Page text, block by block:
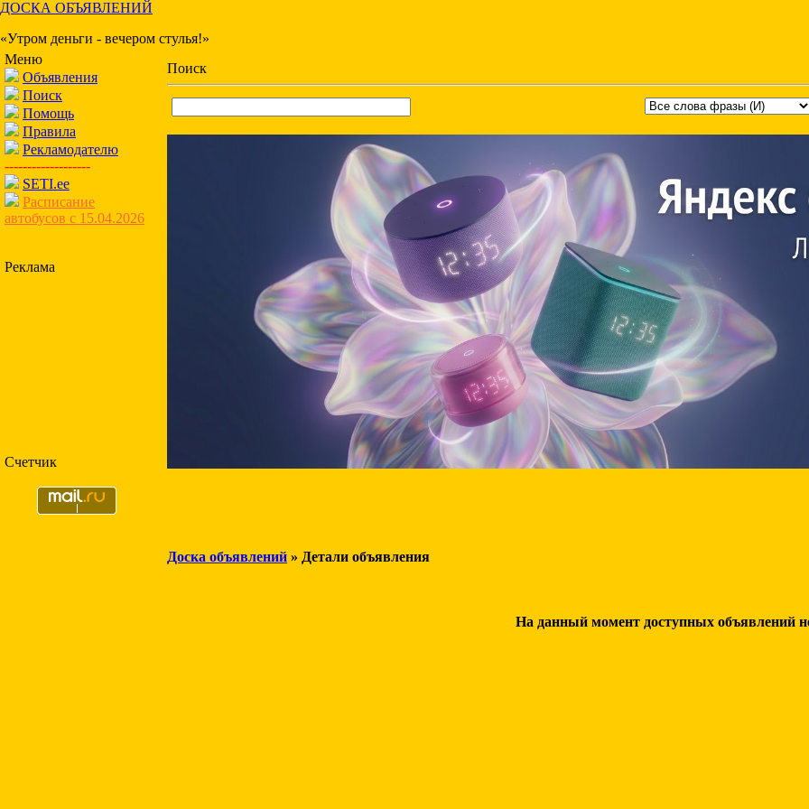
ДОСКА ОБЪЯВЛЕНИЙ
«Утром деньги - вечером стулья!»
Меню
Объявления
Поиск
Помощь
Правила
Рекламодателю
-------------------
SETI.ee
Расписание
автобусов с 15.04.2026
Реклама
Счетчик
Поиск
Доска объявлений » Детали объявления
На данный момент доступных объявлений